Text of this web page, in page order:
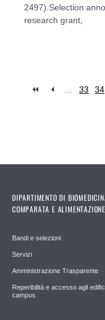
2497).Selection
research grant,
… 33 34
DIPARTIMENTO DI
COMPARATA E ALIMENTAZIONE
Bandi e selezioni
Servizi
Amministrazione Trasparente
Reperibilità e accesso agli
campus